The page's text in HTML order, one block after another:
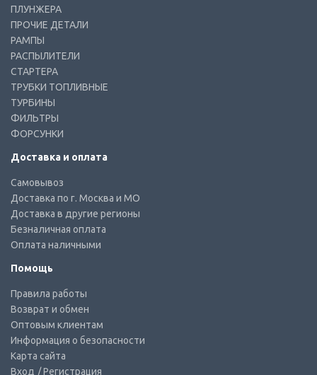
ПЛУНЖЕРА
ПРОЧИЕ ДЕТАЛИ
РАМПЫ
РАСПЫЛИТЕЛИ
СТАРТЕРА
ТРУБКИ ТОПЛИВНЫЕ
ТУРБИНЫ
ФИЛЬТРЫ
ФОРСУНКИ
Доставка и оплата
Самовывоз
Доставка по г. Москва и МО
Доставка в другие регионы
Безналичная оплата
Оплата наличными
Помощь
Правила работы
Возврат и обмен
Оптовым клиентам
Информация о безопасности
Карта сайта
Вход / Регистрация